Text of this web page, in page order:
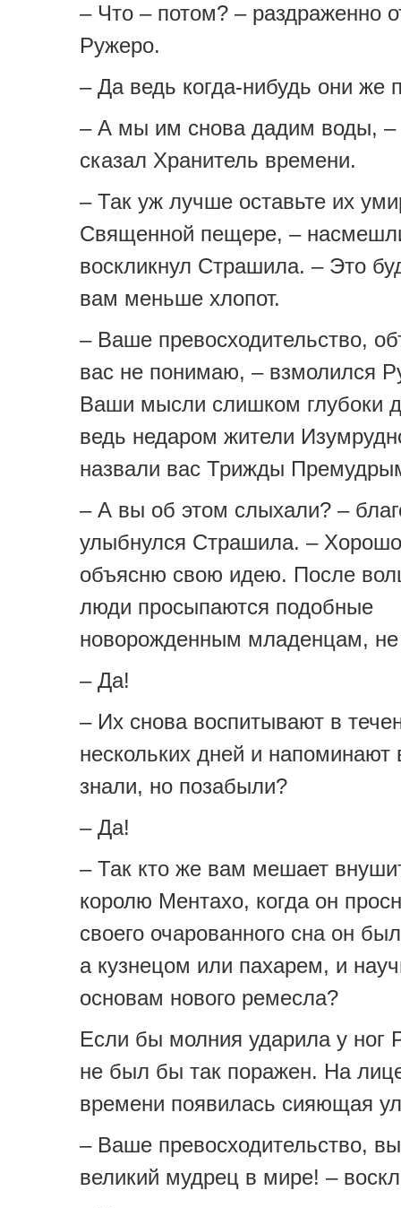
– Что – потом? – раздраженно
Ружеро.
– Да ведь когда-нибудь они же
– А мы им снова дадим воды, –
сказал Хранитель времени.
– Так уж лучше оставьте их
Священной пещере, –
воскликнул Страшила. – Это
вам меньше хлопот.
– Ваше превосходительство,
вас не понимаю, – взмолился
Ваши мысли слишком глубоки
ведь недаром жители
назвали вас Трижды
– А вы об этом слыхали? –
улыбнулся Страшила. –
объясню свою идею. После
люди просыпаются подобные
новорожденным младенцам, не
– Да!
– Их снова воспитывают в
нескольких дней и напоминают
знали, но позабыли?
– Да!
– Так кто же вам мешает
королю Ментахо, когда он
своего очарованного сна он
а кузнецом или пахарем, и
основам нового ремесла?
Если бы молния ударила у ног
не был бы так поражен. На
времени появилась сияющая
– Ваше превосходительство,
великий мудрец в мире! –